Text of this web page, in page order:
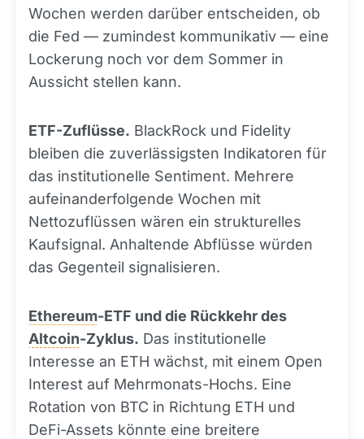
Wochen werden darüber entscheiden, ob
die Fed — zumindest kommunikativ — eine
Lockerung noch vor dem Sommer in
Aussicht stellen kann.
ETF-Zuflüsse. BlackRock und Fidelity
bleiben die zuverlässigsten Indikatoren für
das institutionelle Sentiment. Mehrere
aufeinanderfolgende Wochen mit
Nettozuflüssen wären ein strukturelles
Kaufsignal. Anhaltende Abflüsse würden
das Gegenteil signalisieren.
Ethereum-ETF und die Rückkehr des
Altcoin-Zyklus. Das institutionelle
Interesse an ETH wächst, mit einem Open
Interest auf Mehrmonats-Hochs. Eine
Rotation von BTC in Richtung ETH und
DeFi-Assets könnte eine breitere